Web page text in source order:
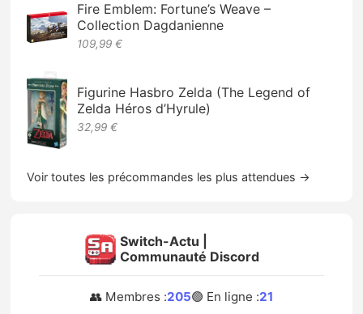
Fire Emblem: Fortune’s Weave –
Collection Dagdanienne
109,99 €
Figurine Hasbro Zelda (The Legend of
Zelda Héros d’Hyrule)
32,99 €
Voir toutes les précommandes les plus attendues →
Switch-Actu |
Communauté Discord
👥 Membres :205🟢 En ligne :21